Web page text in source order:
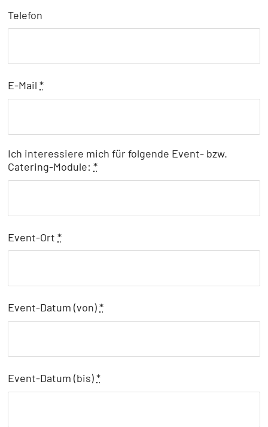
Telefon
E-Mail*
Ich interessiere mich für folgende Event- bzw.
Catering-Module:*
Event-Ort*
Event-Datum (von)*
Event-Datum (bis)*